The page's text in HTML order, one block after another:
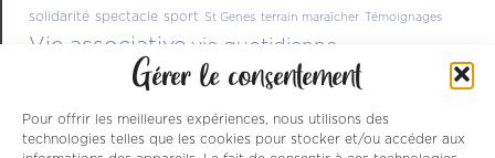
Gérer le consentement
Pour offrir les meilleures expériences, nous utilisons des
technologies telles que les cookies pour stocker et/ou accéder aux
solidarité spectacle sport St Genes terrain maraîcher Témoignages
Vie associative vie quotidienne